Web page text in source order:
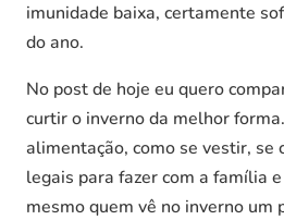
imunidade baixa, certamente
do ano.
No post de hoje eu quero
curtir o inverno da melhor
alimentação, como se vestir, se
legais para fazer com a família
mesmo quem vê no inverno um